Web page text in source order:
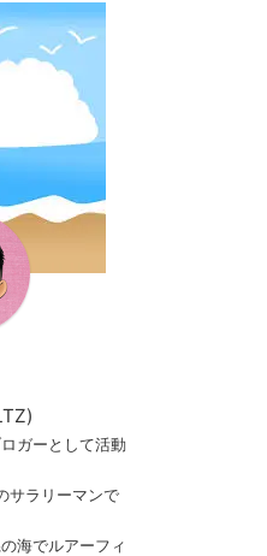
ガーとして活動
サラリーマンで
海でルアーフィ